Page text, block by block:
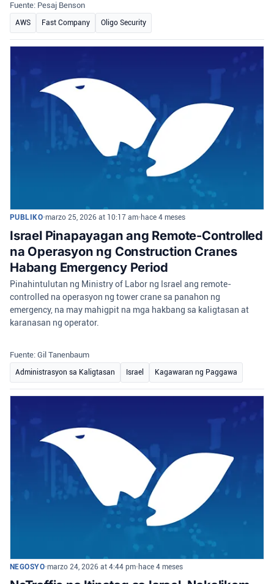
Fuente: Pesaj Benson
AWS Fast Company Oligo Security
PUBLIKO•marzo 25, 2026 at 10:17 am• hace 4 meses
Israel Pinapayagan ang Remote-Controlled
na Operasyon ng Construction Cranes
Habang Emergency Period
Pinahintulutan ng Ministry of Labor ng Israel ang remote-
controlled na operasyon ng tower crane sa panahon ng
emergency, na may mahigpit na mga hakbang sa kaligtasan at
karanasan ng operator.
Fuente: Gil Tanenbaum
Administrasyon sa Kaligtasan Israel Kagawaran ng Paggawa
NEGOSYO•marzo 24, 2026 at 4:44 pm• hace 4 meses